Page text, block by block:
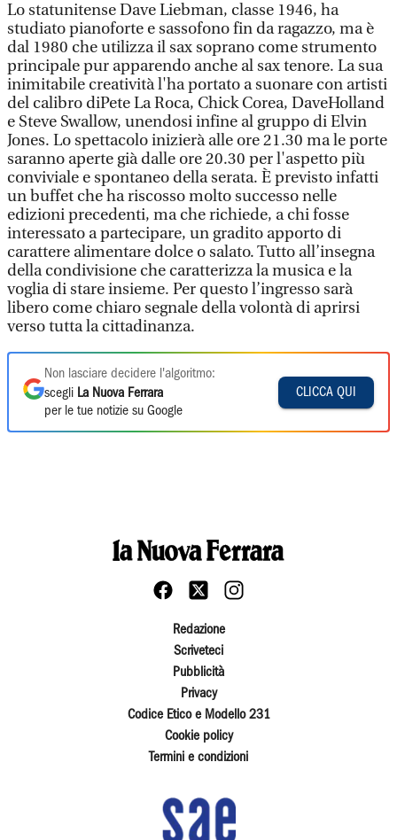
Lo statunitense Dave Liebman, classe 1946, ha
studiato pianoforte e sassofono fin da ragazzo, ma è
dal 1980 che utilizza il sax soprano come strumento
principale pur apparendo anche al sax tenore. La sua
inimitabile creatività l'ha portato a suonare con artisti
del calibro diPete La Roca, Chick Corea, DaveHolland
e Steve Swallow, unendosi infine al gruppo di Elvin
Jones. Lo spettacolo inizierà alle ore 21.30 ma le porte
saranno aperte già dalle ore 20.30 per l'aspetto più
conviviale e spontaneo della serata. È previsto infatti
un buffet che ha riscosso molto successo nelle
edizioni precedenti, ma che richiede, a chi fosse
interessato a partecipare, un gradito apporto di
carattere alimentare dolce o salato. Tutto all’insegna
della condivisione che caratterizza la musica e la
voglia di stare insieme. Per questo l’ingresso sarà
libero come chiaro segnale della volontà di aprirsi
verso tutta la cittadinanza.
Non lasciare decidere l'algoritmo:
scegli La Nuova Ferrara
per le tue notizie su Google
CLICCA QUI
Redazione
Scriveteci
Pubblicità
Privacy
Codice Etico e Modello 231
Cookie policy
Termini e condizioni